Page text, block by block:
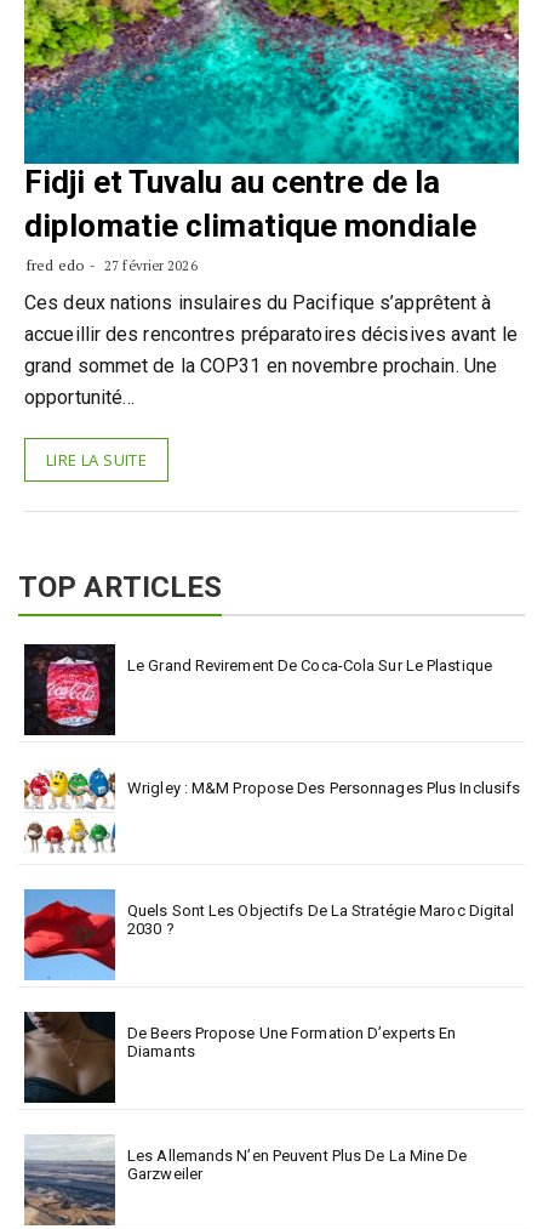
Fidji et Tuvalu au centre de la
diplomatie climatique mondiale
fred edo 27 février 2026
Ces deux nations insulaires du Pacifique s’apprêtent à
accueillir des rencontres préparatoires décisives avant le
grand sommet de la COP31 en novembre prochain. Une
opportunité…
LIRE LA SUITE
TOP ARTICLES
Le Grand Revirement De Coca-Cola Sur Le Plastique
Wrigley : M&M Propose Des Personnages Plus Inclusifs
Quels Sont Les Objectifs De La Stratégie Maroc Digital
2030 ?
De Beers Propose Une Formation D’experts En
Diamants
Les Allemands N’en Peuvent Plus De La Mine De
Garzweiler